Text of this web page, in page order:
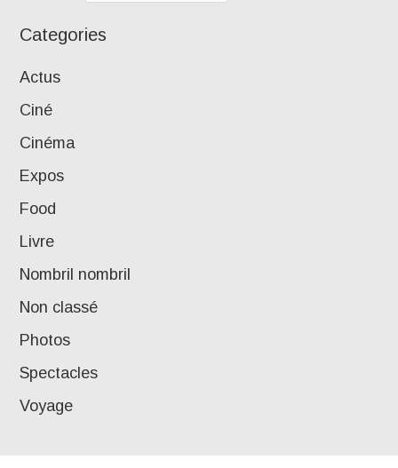
Categories
Actus
Ciné
Cinéma
Expos
Food
Livre
Nombril nombril
Non classé
Photos
Spectacles
Voyage